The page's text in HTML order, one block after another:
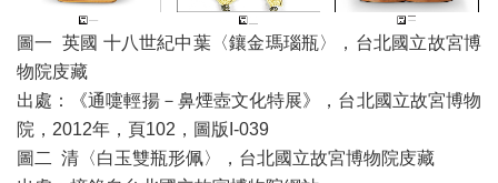
圖一 英國 十八世紀中葉〈鑲金瑪瑙瓶〉，台北國立故宮博
物院庋藏
出處：《通嚏輕揚－鼻煙壺文化特展》，台北國立故宮博物
院，2012年，頁102，圖版I-039
圖二 清〈白玉雙瓶形佩〉，台北國立故宮博物院庋藏